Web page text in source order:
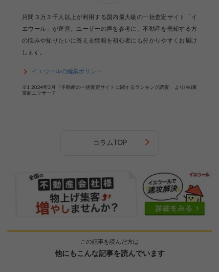
月間３万３千人以上が利用する国内最大級の一括査定サイト「イ
エウール」が運営。ユーザーの声を参考に、不動産を売却する方
の悩みや知りたいに答える情報を初心者にも分かりやすくお届け
します。
イエウールの編集ポリシー
※1 2024年3月「不動産の一括査定サイトに関するランキング調査」より(株)東
京商工リサーチ
コラムTOP
この記事を読んだ方は
他にもこんな記事を読んでいます